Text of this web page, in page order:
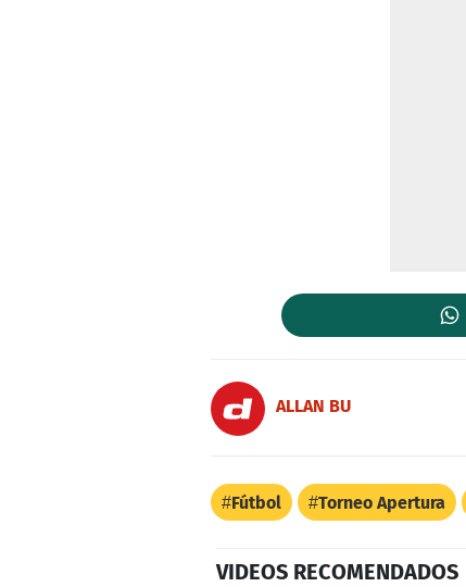
ALLAN BU
Fútbol Torneo Apertura
VIDEOS RECOMENDADOS